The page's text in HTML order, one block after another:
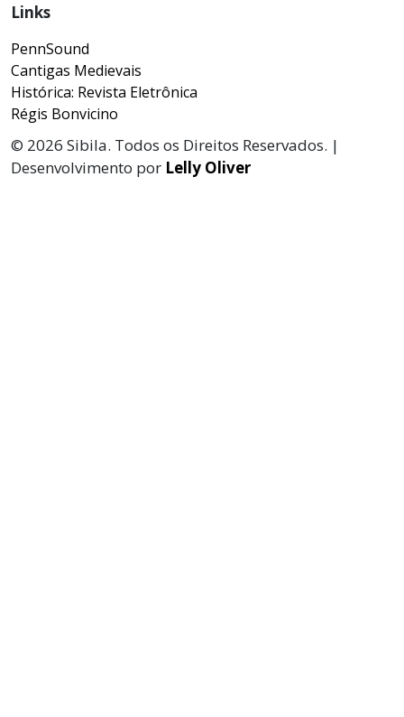
Links
PennSound
Cantigas Medievais
Histórica: Revista Eletrônica
Régis Bonvicino
© 2026 Sibila. Todos os Direitos Reservados. |
Desenvolvimento por Lelly Oliver